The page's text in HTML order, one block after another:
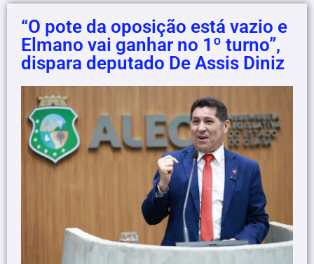
“O pote da oposição está vazio e
Elmano vai ganhar no 1º turno”,
dispara deputado De Assis Diniz